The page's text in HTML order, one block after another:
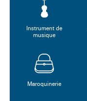
Instrument de
musique
Maroquinerie